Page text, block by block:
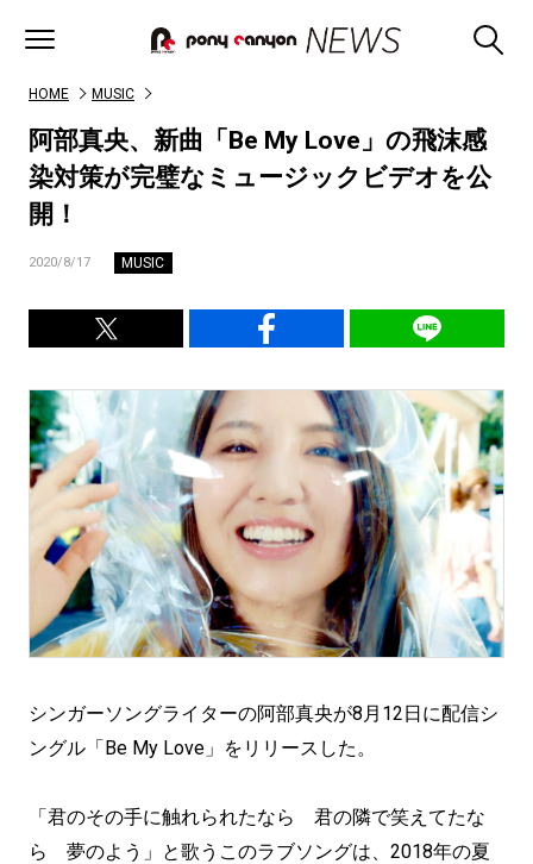
HOME MUSIC
阿部真央、新曲「Be My Love」の飛沫感
染対策が完璧なミュージックビデオを公
開！
2020/8/17 MUSIC
シンガーソングライターの阿部真央が8月12日に配信シ
ングル「Be My Love」をリリースした。
「君のその手に触れられたなら 君の隣で笑えてたな
ら 夢のよう」と歌うこのラブソングは、2018年の夏